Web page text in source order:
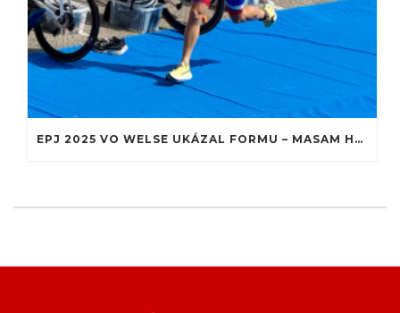
EPJ 2025 VO WELSE UKÁZAL FORMU – MASAM HRDÝM PARTNEROM ALEXA